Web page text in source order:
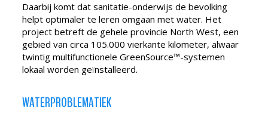
Daarbij komt dat sanitatie-onderwijs de bevolking
helpt optimaler te leren omgaan met water. Het
project betreft de gehele provincie North West, een
gebied van circa 105.000 vierkante kilometer, alwaar
twintig multifunctionele GreenSource™-systemen
lokaal worden geïnstalleerd.
WATERPROBLEMATIEK